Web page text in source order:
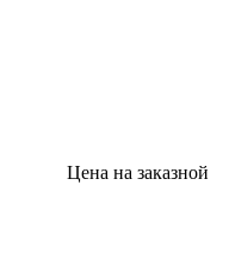
Цена на заказной